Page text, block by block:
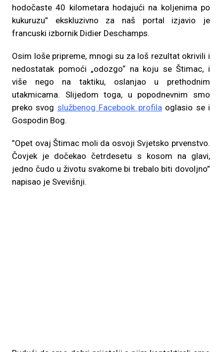
hodočaste 40 kilometara hodajući na koljenima po
kukuruzu” ekskluzivno za naš portal izjavio je
francuski izbornik Didier Deschamps.
Osim loše pripreme, mnogi su za loš rezultat okrivili i
nedostatak pomoći „odozgo“ na koju se Štimac, i
više nego na taktiku, oslanjao u prethodnim
utakmicama. Slijedom toga, u popodnevnim smo
preko svog službenog Facebook profilaoglasio se i
Gospodin Bog.
”Opet ovaj Štimac moli da osvoji Svjetsko prvenstvo.
Čovjek je dočekao četrdesetu s kosom na glavi,
jedno čudo u životu svakome bi trebalo biti dovoljno”
napisao je Svevišnji.